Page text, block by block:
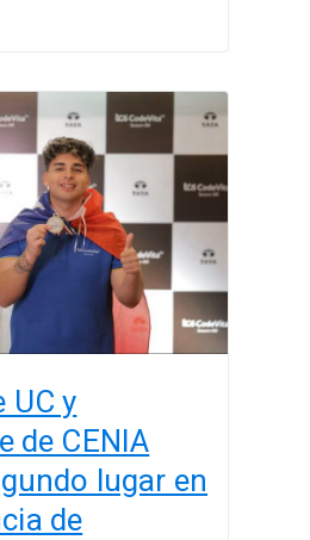
UC y
de CENIA
lugar en
de